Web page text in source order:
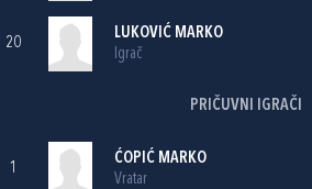
20
LUKOVIĆ MARKO
Igrač
PRIČUVNI IGRAČI
1
ĆOPIĆ MARKO
Vratar